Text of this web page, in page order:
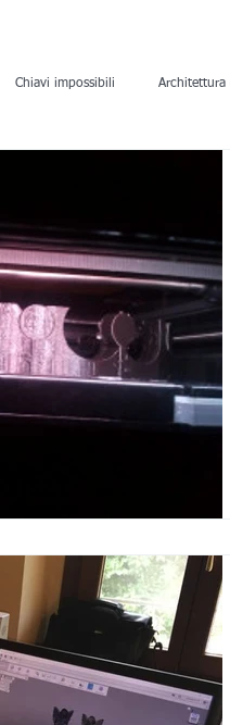
Chiavi impossibili Architettura
progettazione 3D Stampa 3D